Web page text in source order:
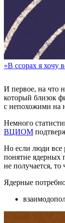
«В ссорах я хочу
И первое, на что
который близок
с непохожими на
Немного
ВЦИОМ
Но если люди все
понятие ядерных
не получается, то
Ядерные